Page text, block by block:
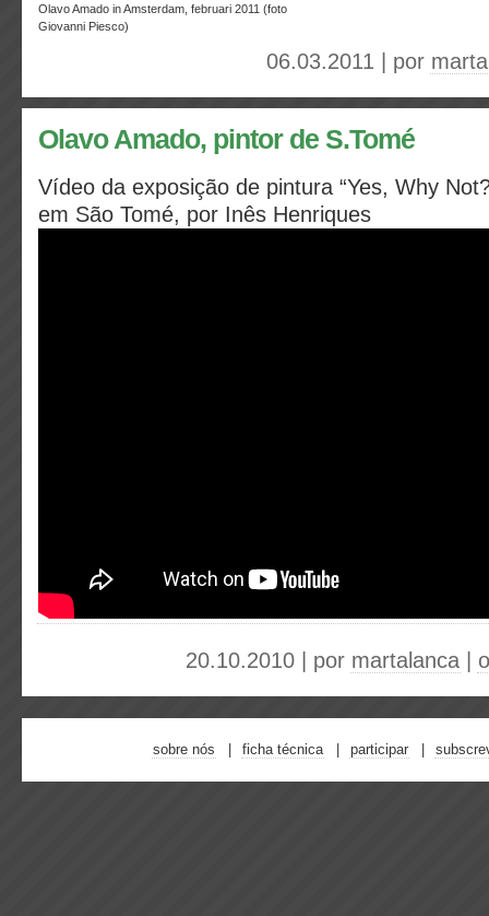
Olavo Amado in Amsterdam, februari 2011 (foto
Giovanni Piesco)
06.03.2011 | por
Olavo Amado, pintor de S.Tomé
Vídeo da exposição de pintura “Yes, Why
em São Tomé, por Inês Henriques
20.10.2010 | por martalanca
sobre nós ficha técnica participar